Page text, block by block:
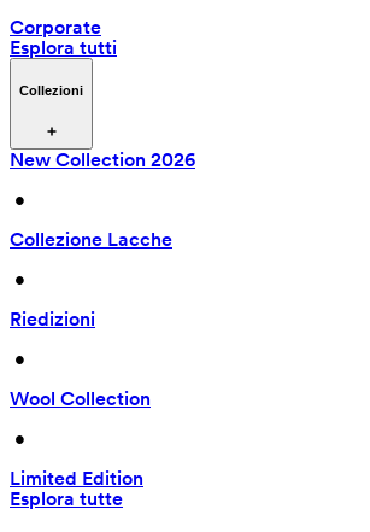
Corporate
Esplora tutti
Collezioni
New Collection 2026
•
Collezione Lacche
•
Riedizioni
•
Wool Collection
•
Limited Edition
Esplora tutte